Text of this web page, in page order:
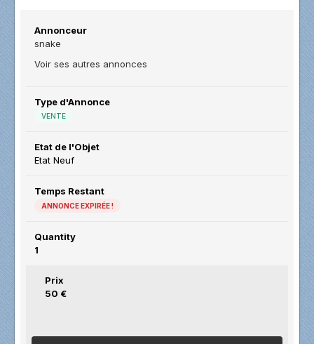
Annonceur
snake
Voir ses autres annonces
Type d'Annonce
VENTE
Etat de l'Objet
Etat Neuf
Temps Restant
ANNONCE EXPIRÉE !
Quantity
1
Prix
50 €